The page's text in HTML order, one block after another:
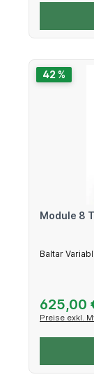
Module 8
Baltar
625,00
42 %
Preise exkl.